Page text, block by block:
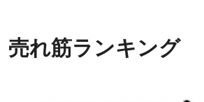
売れ筋ランキング